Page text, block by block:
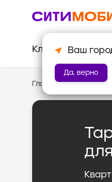
Ваш
Да, верно
Клиентам
Главная /Тариф